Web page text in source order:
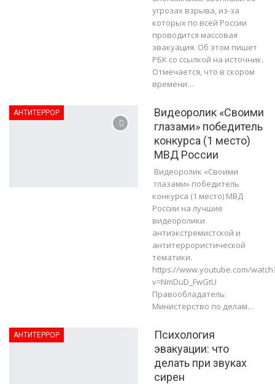
угрозах взрыва, из-за
которых по всей России
проводится массовая
эвакуация. Об этом пишет
РБК со ссылкой на источник.
Отмечается, что в скором
времени…
АНТИТЕРРОР
Видеоролик «Своими
глазами» победитель
конкурса (1 место)
МВД России
Видеоролик «Своими
глазами» победитель
конкурса (1 место) МВД
России на лучшие
видеоролики
антиэкстремистской и
антитеррористической
тематики.
https://www.youtube.com/
v=NmDuD_FwGtU
Правообладатель:
Министерство по делам…
АНТИТЕРРОР
Психология
эвакуации: что
делать при звуках
сирен